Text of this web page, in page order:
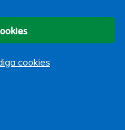
cookies
politiker,
1782-1783,
Kommentar: